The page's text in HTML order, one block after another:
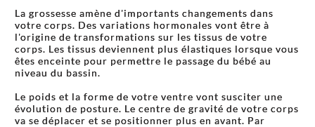
La grossesse amène d'importants changements dans
votre corps. Des variations hormonales vont être à
l'origine de transformations sur les tissus de votre
corps. Les tissus deviennent plus élastiques lorsque vous
êtes enceinte pour permettre le passage du bébé au
niveau du bassin.
Le poids et la forme de votre ventre vont susciter une
évolution de posture. Le centre de gravité de votre corps
va se déplacer et se positionner plus en avant. Par